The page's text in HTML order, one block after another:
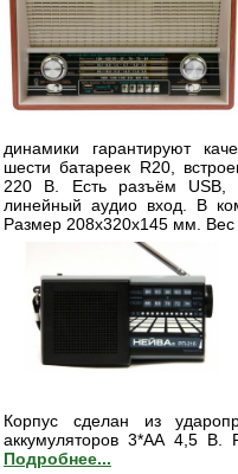
динамики гарантируют
шести батареек R20,
220 В. Есть разъём
линейный аудио вход. В
Размер 208х320х145 мм. Вес
Корпус сделан из
аккумуляторов 3*АА 4,5 В.
Подробнее...